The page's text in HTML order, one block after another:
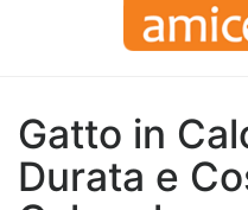
Gatto in
Durata e